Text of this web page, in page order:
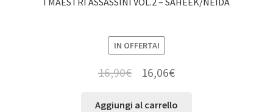
IN OFFERTA!
16,90€ 16,06€
Aggiungi al carrello